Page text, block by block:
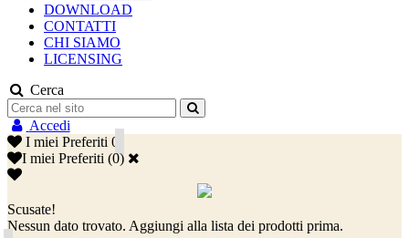
DOWNLOAD
CONTATTI
CHI SIAMO
LICENSING
Cerca
Accedi
I miei Preferiti 0
I miei Preferiti (0)
Scusate!
Nessun dato trovato. Aggiungi alla lista dei prodotti prima.